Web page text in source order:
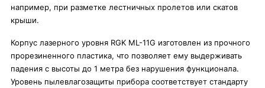
например, при разметке лестничных пролетов или скатов
крыши.
Корпус лазерного уровня RGK ML-11G изготовлен из прочного
прорезиненного пластика, что позволяет ему выдерживать
падения с высоты до 1 метра без нарушения функционала.
Уровень пылевлагозащиты прибора соответствует стандарту